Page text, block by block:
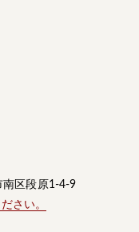
区段原1-4-9
さい。